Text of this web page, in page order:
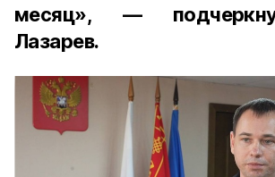
месяц», —
Лазарев.